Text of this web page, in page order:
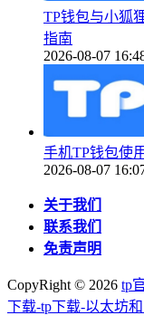
TP钱包与小狐
指南
2026-08-07
手机TP钱包使
2026-08-07
关于我们
联系我们
免责声明
CopyRight © 2026 tp
下载-tp下载-以太坊